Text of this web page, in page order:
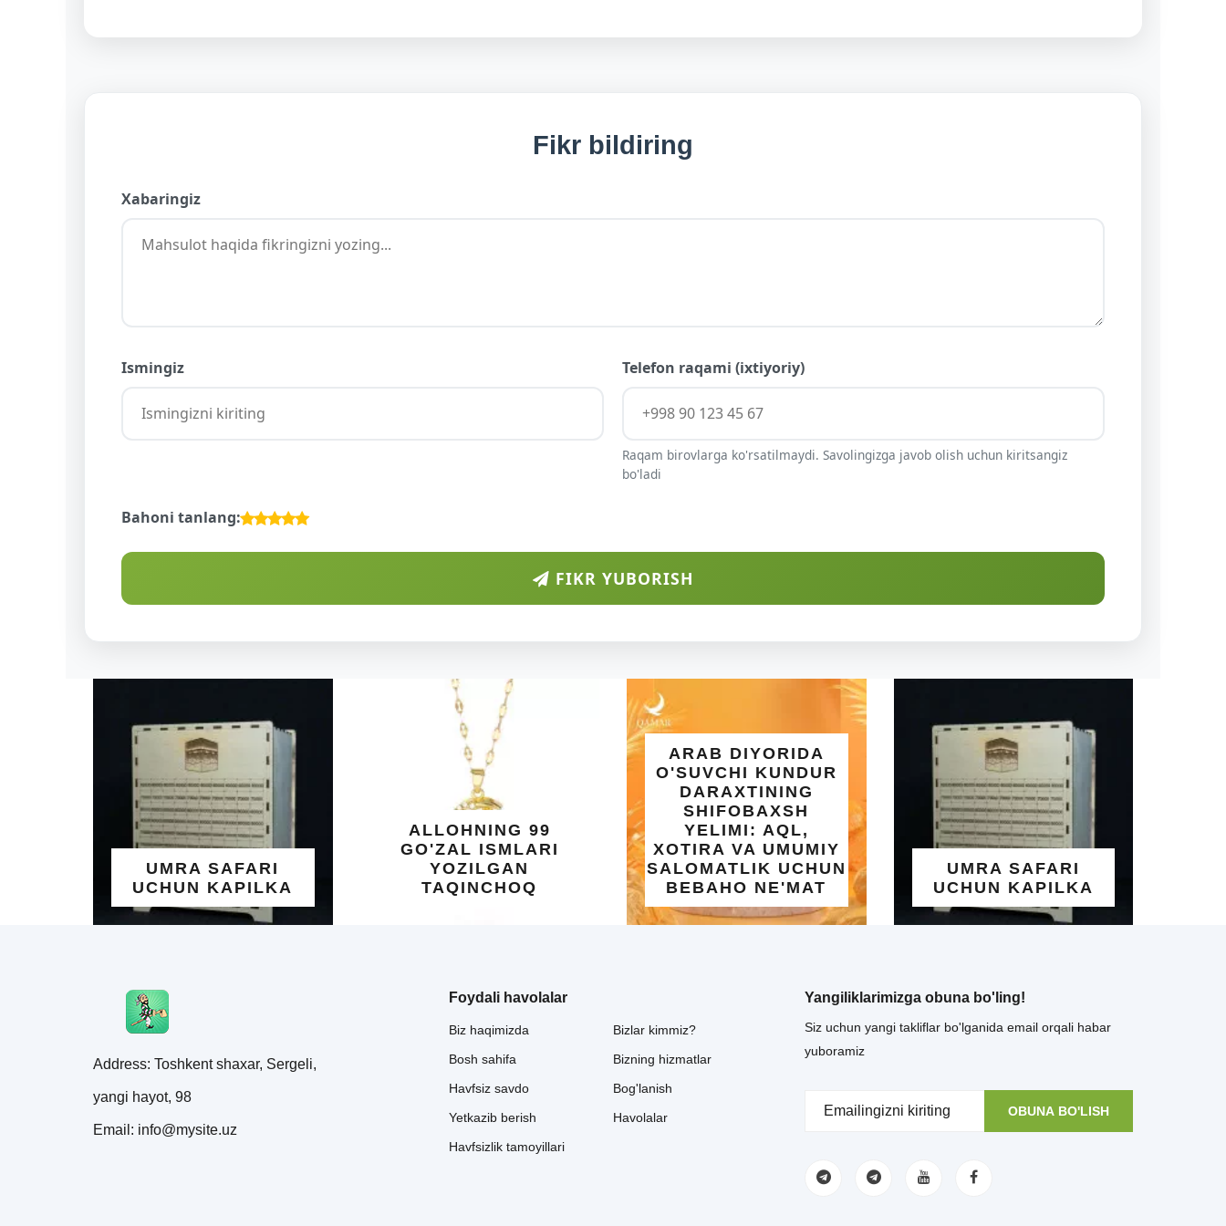
Fikr bildiring
Xabaringiz
Ismingiz Telefon raqami (ixtiyoriy)
Raqam birovlarga ko'rsatilmaydi. Savolingizga javob olish uchun kiritsangiz
bo'ladi
Bahoni tanlang:
FIKR YUBORISH
UMRA SAFARI
UCHUN KAPILKA
ALLOHNING 99
GO'ZAL ISMLARI
TAQINCHOQ
ARAB DIYORIDA
O'SUVCHI KUNDUR
DARAXTINING
SHIFOBAXSH
YELIMI: AQL,
XOTIRA VA UMUMIY
SALOMATLIK UCHUN
BEBAHO NE'MAT
UMRA SAFARI
UCHUN KAPILKA
GO'ZAL
Address: Toshkent shaxar, Sergeli,
yangi hayot, 98
Email: info@mysite.uz
Foydali havolalar
Biz haqimizda
Bosh sahifa
Havfsiz savdo
Yetkazib berish
Havfsizlik tamoyillari
Bizlar kimmiz?
Bizning hizmatlar
Bog'lanish
Havolalar
Yangiliklarimizga obuna bo'ling!
Siz uchun yangi takliflar bo'lganida email orqali habar
yuboramiz
OBUNA BO'LISH